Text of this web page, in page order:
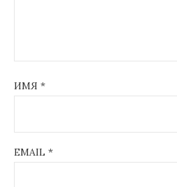
ИМЯ *
EMAIL *